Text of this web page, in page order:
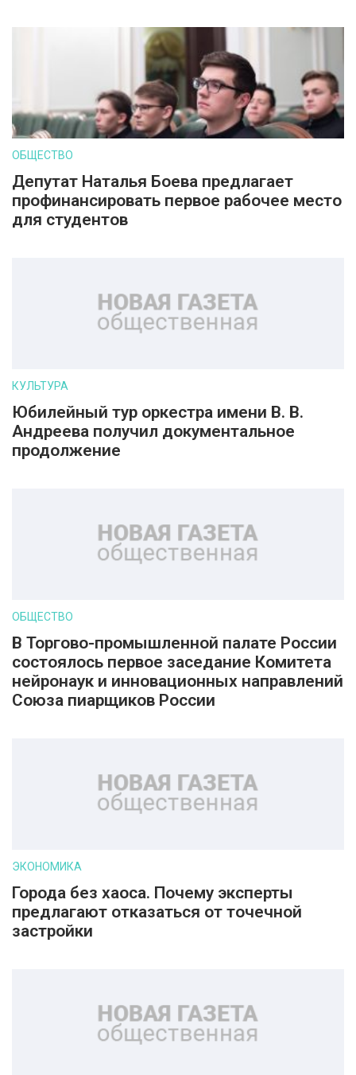
ОБЩЕСТВО
Депутат Наталья Боева предлагает
профинансировать первое рабочее место
для студентов
КУЛЬТУРА
Юбилейный тур оркестра имени В. В.
Андреева получил документальное
продолжение
ОБЩЕСТВО
В Торгово-промышленной палате России
состоялось первое заседание Комитета
нейронаук и инновационных направлений
Союза пиарщиков России
ЭКОНОМИКА
Города без хаоса. Почему эксперты
предлагают отказаться от точечной
застройки